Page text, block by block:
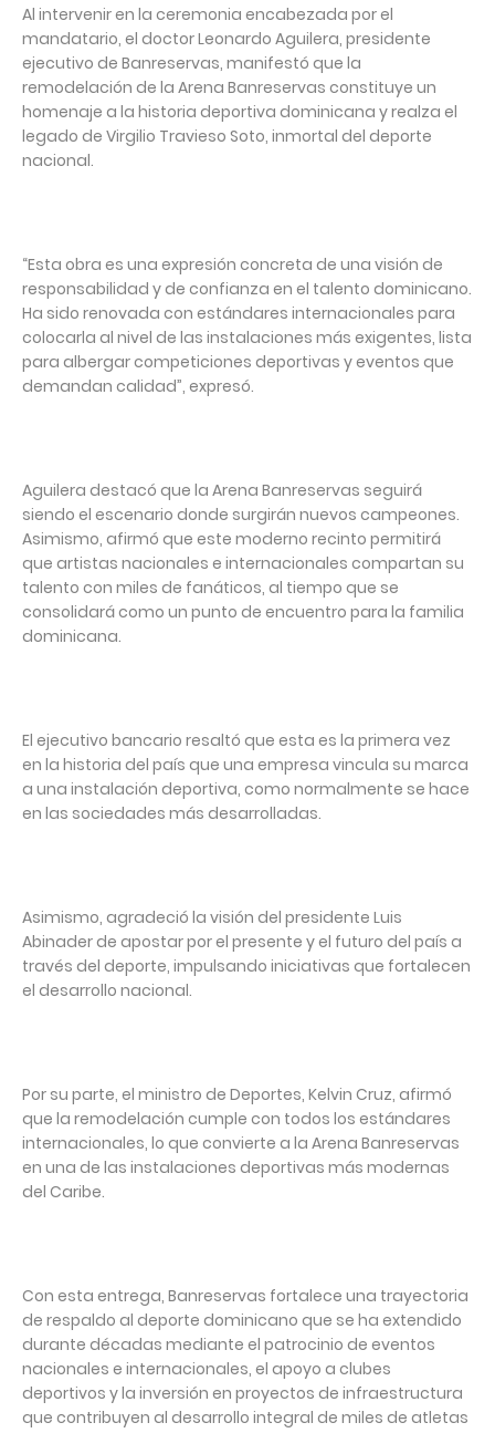
Al intervenir en la ceremonia encabezada por el
mandatario, el doctor Leonardo Aguilera, presidente
ejecutivo de Banreservas, manifestó que la
remodelación de la Arena Banreservas constituye un
homenaje a la historia deportiva dominicana y realza el
legado de Virgilio Travieso Soto, inmortal del deporte
nacional.
“Esta obra es una expresión concreta de una visión de
responsabilidad y de confianza en el talento dominicano.
Ha sido renovada con estándares internacionales para
colocarla al nivel de las instalaciones más exigentes, lista
para albergar competiciones deportivas y eventos que
demandan calidad”, expresó.
Aguilera destacó que la Arena Banreservas seguirá
siendo el escenario donde surgirán nuevos campeones.
Asimismo, afirmó que este moderno recinto permitirá
que artistas nacionales e internacionales compartan su
talento con miles de fanáticos, al tiempo que se
consolidará como un punto de encuentro para la familia
dominicana.
El ejecutivo bancario resaltó que esta es la primera vez
en la historia del país que una empresa vincula su marca
a una instalación deportiva, como normalmente se hace
en las sociedades más desarrolladas.
Asimismo, agradeció la visión del presidente Luis
Abinader de apostar por el presente y el futuro del país a
través del deporte, impulsando iniciativas que fortalecen
el desarrollo nacional.
Por su parte, el ministro de Deportes, Kelvin Cruz, afirmó
que la remodelación cumple con todos los estándares
internacionales, lo que convierte a la Arena Banreservas
en una de las instalaciones deportivas más modernas
del Caribe.
Con esta entrega, Banreservas fortalece una trayectoria
de respaldo al deporte dominicano que se ha extendido
durante décadas mediante el patrocinio de eventos
nacionales e internacionales, el apoyo a clubes
deportivos y la inversión en proyectos de infraestructura
que contribuyen al desarrollo integral de miles de atletas